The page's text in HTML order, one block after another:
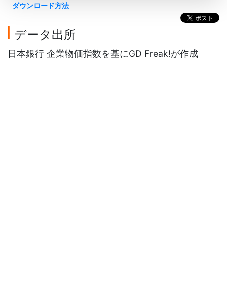
ダウンロード方法
データ出所
日本銀行 企業物価指数を基にGD Freak!が作成